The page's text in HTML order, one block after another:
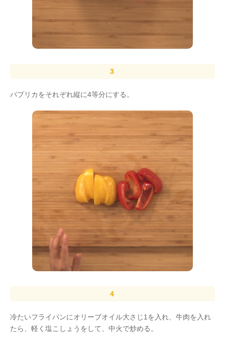
パプリカをそれぞれ縦に4等分にする。
冷たいフライパンにオリーブオイル大さじ1を入れ、牛肉を入れ
たら、軽く塩こしょうをして、中火で炒める。